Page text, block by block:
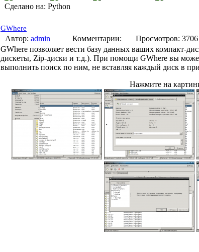
Сделано на: Python
GWhere
Автор: admin Комментарии: Просмотров:
GWhere позволяет вести базу данных ваших компакт-
дискеты, Zip-диски и т.д.). При помощи GWhere вы
выполнить поиск по ним, не вставляя каждый диск в
Нажмите на